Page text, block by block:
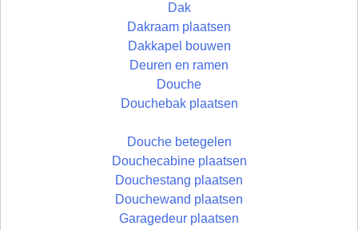
Dak
Dakraam plaatsen
Dakkapel bouwen
Deuren en ramen
Douche
Douchebak plaatsen
Douche betegelen
Douchecabine plaatsen
Douchestang plaatsen
Douchewand plaatsen
Garagedeur plaatsen